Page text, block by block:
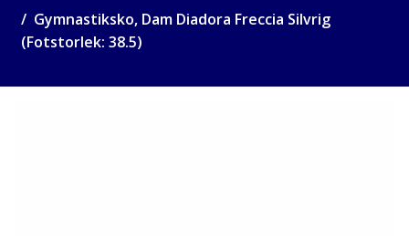
Gymnastiksko, Dam Diadora Freccia Silvrig
(Fotstorlek: 38.5)